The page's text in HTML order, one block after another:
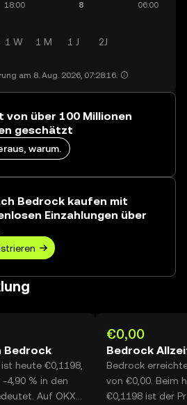
1 W 1 M 1 J 2J
am 8. Aug. 2026, 07:28:16.
von über 100 Millionen
geschätzt
warum.
Bedrock kaufen mit
Einzahlungen über
Bedrock
heute €0,1198,
4,90 % in den
Auf OKX
€0,00
Bedrock
Bedrock
von €0,00. Beim
€0,1198 ist der